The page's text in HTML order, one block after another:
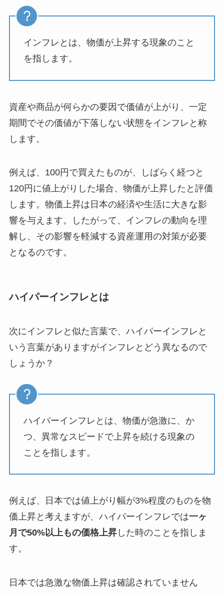
インフレとは、物価が上昇する現象のこと
を指します。
資産や商品が何らかの要因で価値が上がり、一定
期間でその価値が下落しない状態をインフレと称
します。
例えば、100円で買えたものが、しばらく経つと
120円に値上がりした場合、物価が上昇したと評価
します。物価上昇は日本の経済や生活に大きな影
響を与えます。したがって、インフレの動向を理
解し、その影響を軽減する資産運用の対策が必要
となるのです。
ハイパーインフレとは
次にインフレと似た言葉で、ハイパーインフレと
いう言葉がありますがインフレとどう異なるので
しょうか？
ハイパーインフレとは、物価が急激に、か
つ、異常なスピードで上昇を続ける現象の
ことを指します。
例えば、日本では値上がり幅が3%程度のものを物
価上昇と考えますが、ハイパーインフレでは一ヶ
月で50%以上もの価格上昇した時のことを指しま
す。
日本では急激な物価上昇は確認されていません